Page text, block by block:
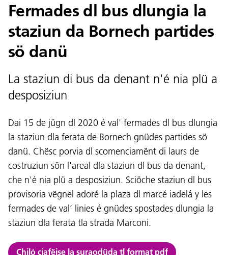
Lingaz:
DEU
ITA LAD ENG
Service Desk: +39 0471 220880
Impressum
Privacy e Cookie Policy
Cundizions de nuzeda
Reclamaziuns
Jobs
Fermades dl bus dlungia la
staziun da Bornech partides
sö danü
La staziun di bus da denant n'é nia plü a
desposiziun
Dai 15 de jügn dl 2020 é val' fermades dl bus dlungia
la staziun dla ferata de Bornech gnüdes partides sö
danü. Chësc porvia dl scomenciamënt di laurs de
costruziun sön l'areal dla staziun dl bus da denant,
che n'é nia plü a desposiziun. Sciöche staziun dl bus
provisoria vëgnel adoré la plaza dl marcé iadelá y les
fermades de val’ linies é gnüdes spostades dlungia la
staziun dla ferata tla strada Marconi.
Chiló ciafëise la suraodüda tl format pdf